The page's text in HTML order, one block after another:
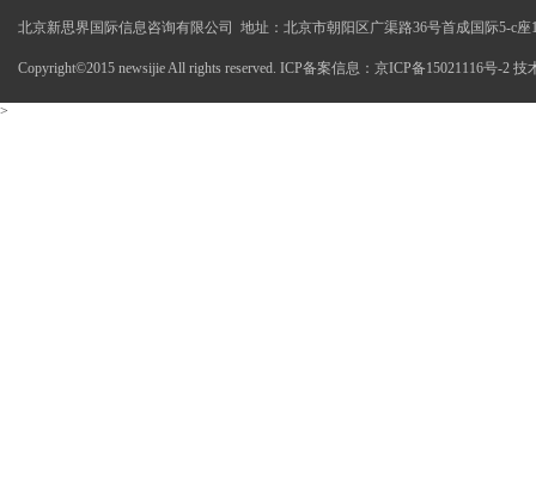
北京新思界国际信息咨询有限公司 地址：北京市朝阳区广渠路36号首成国际5-c座
Copyright©2015 newsijie All rights reserved. ICP备案信息：京ICP备15021116号-2 技
>